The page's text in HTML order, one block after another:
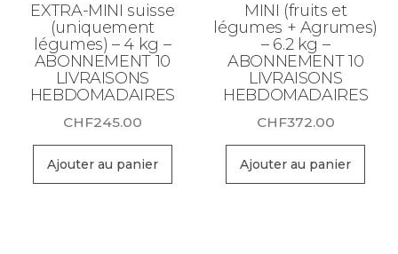
EXTRA-MINI suisse
(uniquement
légumes) – 4 kg –
ABONNEMENT 10
LIVRAISONS
HEBDOMADAIRES
CHF245.00
Ajouter au panier
MINI (fruits et
légumes + Agrumes)
– 6.2 kg –
ABONNEMENT 10
LIVRAISONS
HEBDOMADAIRES
CHF372.00
Ajouter au panier